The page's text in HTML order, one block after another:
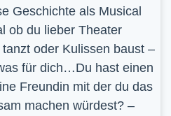
Geschichte als Musical
ob du lieber Theater
oder Kulissen baust –
für dich…Du hast einen
Freundin mit der du das
machen würdest? –